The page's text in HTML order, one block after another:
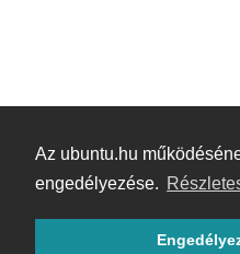
Az ubuntu.hu
engedélyezése.